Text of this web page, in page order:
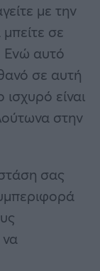
με την
σε
Ενώ αυτό
σε αυτή
είναι
στην
σας
να